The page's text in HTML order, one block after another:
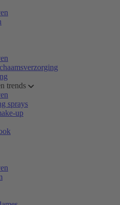
trends
sprays
up